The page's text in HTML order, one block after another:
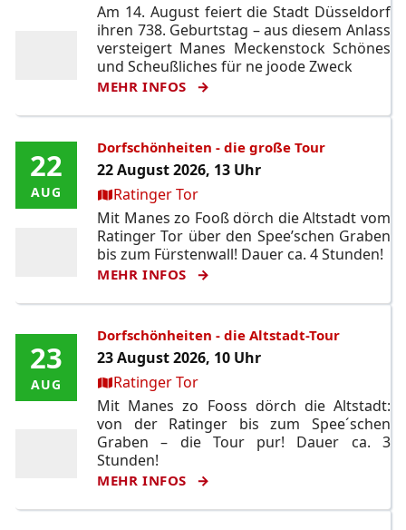
Am 14. August feiert die Stadt Düsseldorf
ihren 738. Geburtstag – aus diesem Anlass
versteigert Manes Meckenstock Schönes
und Scheußliches für ne joode Zweck
MEHR INFOS
22
AUG
22
AUG
Dorfschönheiten - die große Tour
22 August 2026, 13 Uhr
Ort:Ratinger Tor
Mit Manes zo Fooß dörch die Altstadt vom
Ratinger Tor über den Spee’schen Graben
bis zum Fürstenwall! Dauer ca. 4 Stunden!
MEHR INFOS
23
AUG
23
AUG
Dorfschönheiten - die Altstadt-Tour
23 August 2026, 10 Uhr
Ort:Ratinger Tor
Mit Manes zo Fooss dörch die Altstadt:
von der Ratinger bis zum Spee´schen
Graben – die Tour pur! Dauer ca. 3
Stunden!
MEHR INFOS